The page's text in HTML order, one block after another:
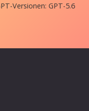
Versionen: GPT-5.6